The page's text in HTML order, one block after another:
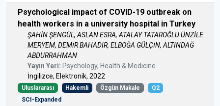
Psychological impact of COVID-19 outbreak on
health workers in a university hospital in Turkey
ŞAHİN ŞENGÜL, ASLAN ESRA, ATALAY TATAROĞLU ÜNZİLE
MERYEM, DEMİR BAHADIR, ELBOĞA GÜLÇİN, ALTINDAĞ
ABDURRAHMAN
Yayın Yeri: Psychology, Health & Medicine
İngilizce, Elektronik, 2022
Uluslararası Hakemli Özgün Makale
Q2
SCI-Expanded